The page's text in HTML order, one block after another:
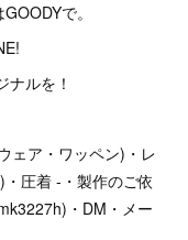
で。
ルを！
ェア・ワッペン)・レ
圧着 -・製作のご依
・DM・メー